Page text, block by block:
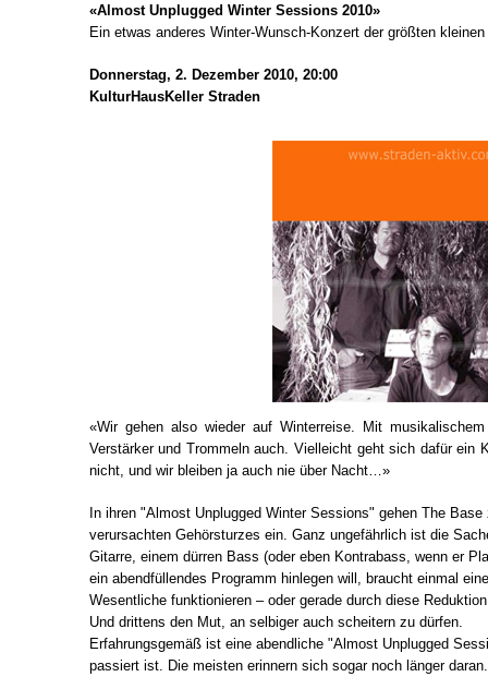
«Almost Unplugged Winter Sessions 2010»
Ein etwas anderes Winter-Wunsch-Konzert der größten
Donnerstag, 2. Dezember 2010, 20:00
KulturHausKeller Straden
«Wir gehen also wieder auf Winterreise. Mit
Verstärker und Trommeln auch. Vielleicht geht sich dafür
nicht, und wir bleiben ja auch nie über Nacht…»
In ihren "Almost Unplugged Winter Sessions" gehen The
verursachten Gehörsturzes ein. Ganz ungefährlich ist die
Gitarre, einem dürren Bass (oder eben Kontrabass, wenn er
ein abendfüllendes Programm hinlegen will, braucht einmal
Wesentliche funktionieren – oder gerade durch diese
Und drittens den Mut, an selbiger auch scheitern zu dürfen.
Erfahrungsgemäß ist eine abendliche "Almost Unplugged
passiert ist. Die meisten erinnern sich sogar noch länger daran.